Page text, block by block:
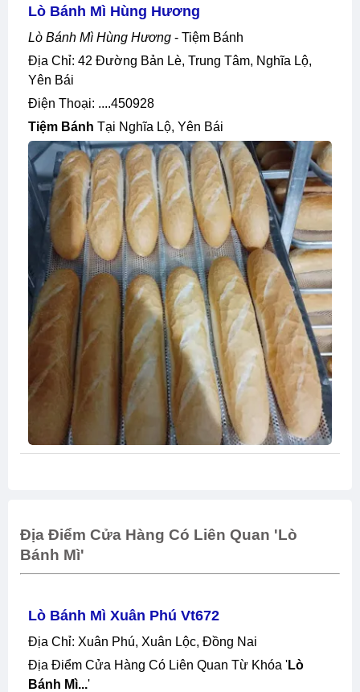
Lò Bánh Mì Hùng Hương
Lò Bánh Mì Hùng Hương - Tiệm Bánh
Địa Chỉ: 42 Đường Bản Lè, Trung Tâm, Nghĩa Lộ,
Yên Bái
Điện Thoại: ....450928
Tiệm Bánh Tại Nghĩa Lộ, Yên Bái
Địa Điểm Cửa Hàng Có Liên Quan 'lò
Bánh Mì'
Lò Bánh Mì Xuân Phú Vt672
Địa Chỉ: Xuân Phú, Xuân Lộc, Đồng Nai
Địa Điểm Cửa Hàng Có Liên Quan Từ Khóa 'Lò
Bánh Mì...'